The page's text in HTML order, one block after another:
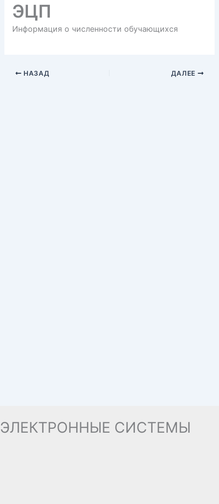
ЭЦП
Информация о численности обучающихся
НАЗАД ДАЛЕЕ
ЭЛЕКТРОННЫЕ СИСТЕМЫ